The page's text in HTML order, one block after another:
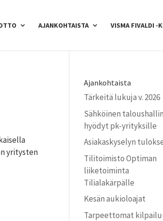
AJANKOHTAISTA VISMA FIVALDI -
yritysten
Ajankohtaista
Tärkeitä lukuja v. 2026
Sähköinen
hyödyt pk-yrityksille
Asiakaskyselyn
Tilitoimisto Optiman
liiketoiminta
Tilialakärpälle
Kesän aukioloajat
Tarpeettomat